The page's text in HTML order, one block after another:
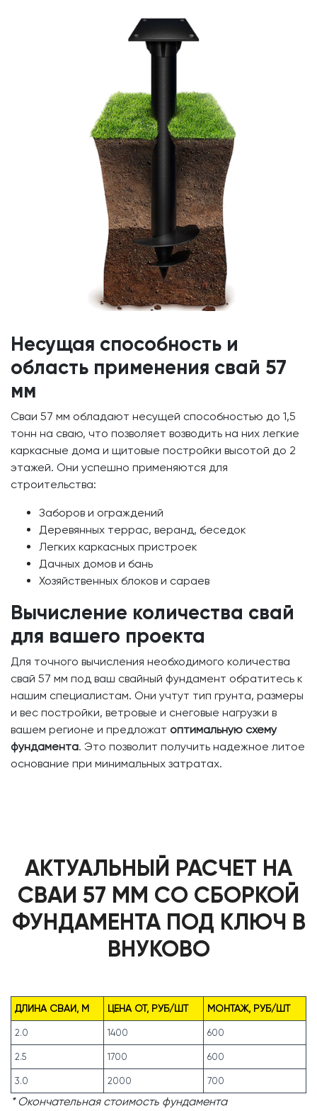
Несущая способность и
область применения свай 57
мм
Сваи 57 мм обладают несущей способностью до 1,5
тонн на сваю, что позволяет возводить на них легкие
каркасные дома и щитовые постройки высотой до 2
этажей. Они успешно применяются для
строительства:
Заборов и ограждений
Деревянных террас, веранд, беседок
Легких каркасных пристроек
Дачных домов и бань
Хозяйственных блоков и сараев
Вычисление количества свай
для вашего проекта
Для точного вычисления необходимого количества
свай 57 мм под ваш свайный фундамент обратитесь к
нашим специалистам. Они учтут тип грунта, размеры
и вес постройки, ветровые и снеговые нагрузки в
вашем регионе и предложат оптимальную схему
фундамента. Это позволит получить надежное литое
основание при минимальных затратах.
АКТУАЛЬНЫЙ РАСЧЕТ НА
СВАИ 57 ММ СО СБОРКОЙ
ФУНДАМЕНТА ПОД КЛЮЧ В
ВНУКОВО
ДЛИНА СВАИ, М ЦЕНА ОТ, РУБ/ШТ МОНТАЖ, РУБ/ШТ
2.0 1400 600
2.5 1700 600
3.0 2000 700
* Окончательная стоимость фундамента